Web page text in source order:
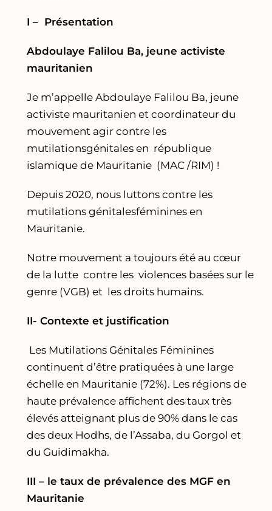
I – Présentation
Abdoulaye Falilou Ba, jeune activiste
mauritanien
Je m’appelle Abdoulaye Falilou Ba, jeune
activiste mauritanien et coordinateur du
mouvement agir contre les
mutilationsgénitales en république
islamique de Mauritanie (MAC /RIM) !
Depuis 2020, nous luttons contre les
mutilations génitalesféminines en
Mauritanie.
Notre mouvement a toujours été au cœur
de la lutte contre les violences basées sur le
genre (VGB) et les droits humains.
II- Contexte et justification
Les Mutilations Génitales Féminines
continuent d’être pratiquées à une large
échelle en Mauritanie (72%). Les régions de
haute prévalence affichent des taux très
élevés atteignant plus de 90% dans le cas
des deux Hodhs, de l’Assaba, du Gorgol et
du Guidimakha.
III – le taux de prévalence des MGF en
Mauritanie